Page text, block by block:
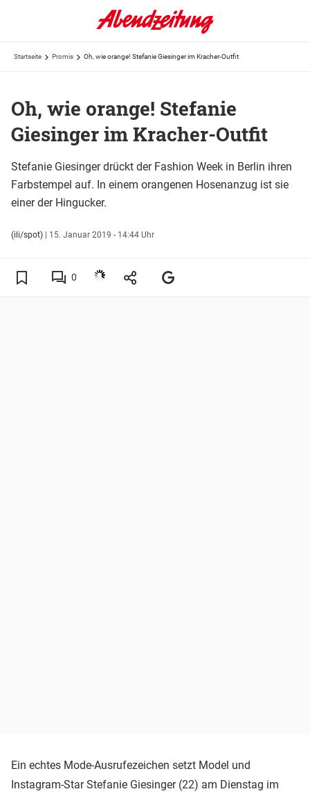
Startseite Promis Oh, wie orange! Stefanie Giesinger im Kracher-Outfit
Oh, wie orange! Stefanie
Giesinger im Kracher-Outfit
Stefanie Giesinger drückt der Fashion Week in Berlin ihren
Farbstempel auf. In einem orangenen Hosenanzug ist sie
einer der Hingucker.
(ili/spot) | 15. Januar 2019 - 14:44 Uhr
0
Ein echtes Mode-Ausrufezeichen setzt Model und
Instagram-Star Stefanie Giesinger (22) am Dienstag im